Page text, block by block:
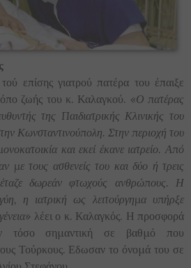
επίσης γιατρού πατέρα του έπαιξε
ζωής του κ. Καλαγκού. «Ο πατέρας
της Παιδιατρικής Κλινικής του
Κωνσταντινούπολη. Στην περιοχή του
και εκεί έκανε ιατρείο. Από
με τους ασθενείς του και δύο ή τρεις
δωρεάν φτωχούς ανθρώπους. Η
η ιατρική ως λειτούργημα υπήρξε
λέει ο κ. Καλαγκός. Η προσφορά
τόσο σημαντική σε βαθμό που
Τούρκους. Εδωσαν το όνομά του σε